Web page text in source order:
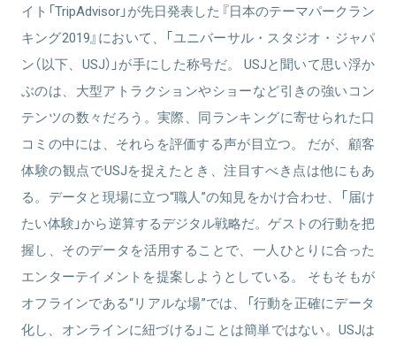
イト「TripAdvisor」が先日発表した『日本のテーマパークラン
キング2019』において、「ユニバーサル・スタジオ・ジャパ
ン（以下、USJ）」が手にした称号だ。 USJと聞いて思い浮か
ぶのは、大型アトラクションやショーなど引きの強いコン
テンツの数々だろう。実際、同ランキングに寄せられた口
コミの中には、それらを評価する声が目立つ。 だが、顧客
体験の観点でUSJを捉えたとき、注目すべき点は他にもあ
る。データと現場に立つ“職人”の知見をかけ合わせ、「届け
たい体験」から逆算するデジタル戦略だ。ゲストの行動を把
握し、そのデータを活用することで、一人ひとりに合った
エンターテイメントを提案しようとしている。 そもそもが
オフラインである“リアルな場”では、「行動を正確にデータ
化し、オンラインに紐づける」ことは簡単ではない。USJは